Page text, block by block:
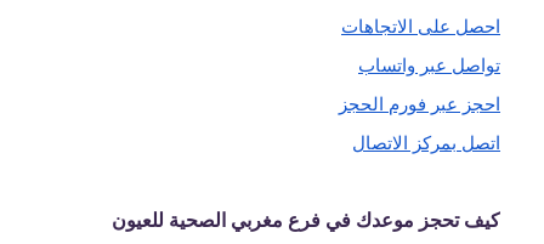
احصل على الاتجاهات
تواصل عبر واتساب
احجز عبر فورم الحجز
اتصل بمركز الاتصال
كيف تحجز موعدك في فرع مغربي الصحية للعيون